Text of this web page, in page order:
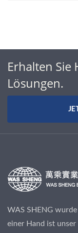
Erhalten
Lösungen.
WAS SHENG
einer Hand ist